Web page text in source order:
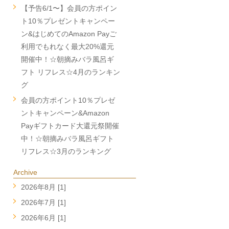
【予告6/1〜】会員の方ポイン
ト10％プレゼントキャンペー
ン&はじめてのAmazon Payご
利用でもれなく最大20%還元
開催中！☆朝摘みバラ風呂ギ
フト リフレス☆4月のランキン
グ
会員の方ポイント10％プレゼ
ントキャンペーン&Amazon
Payギフトカード大還元祭開催
中！☆朝摘みバラ風呂ギフト
リフレス☆3月のランキング
Archive
2026年8月 [1]
2026年7月 [1]
2026年6月 [1]